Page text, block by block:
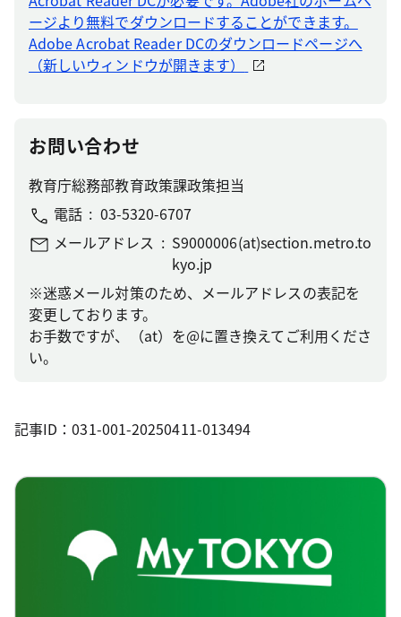
ージより無料でダウンロードすることができます。
Adobe Acrobat Reader DCのダウンロードページへ
（新しいウィンドウが開きます）
お問い合わせ
教育庁総務部教育政策課政策担当
電話
03-5320-6707
メールアドレス
S9000006(at)section.metro.to
kyo.jp
※迷惑メール対策のため、メールアドレスの表記を
変更しております。
お手数ですが、（at）を@に置き換えてご利用くださ
い。
記事ID：031-001-20250411-013494